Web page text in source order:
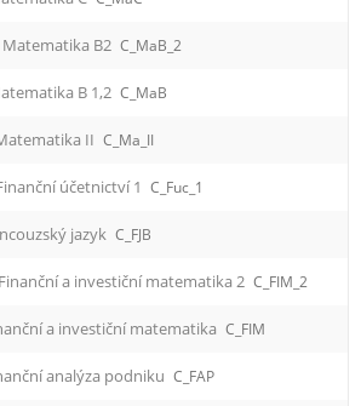
Matematika B2 C_MaB_2
B 1,2 C_MaB
II C_Ma_II
účetnictví 1 C_Fuc_1
jazyk C_FJB
a investiční matematika 2 C_FIM_2
a investiční matematika C_FIM
analýza podniku C_FAP